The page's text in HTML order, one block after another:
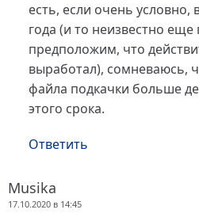
есть, если очень
года (и то неизвестно еще
предположим, что
выработал), сомневаюсь,
файла подкачки больше
этого срока.
Ответить
Musika
17.10.2020 в 14:45